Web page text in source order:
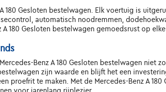
Gesloten bestelwagen. Elk voertuig is
automatisch noodremmen,
180 Gesloten bestelwagen gemoedsrust op
Benz A 180 Gesloten bestelwagen niet
zijn waarde en blijft het een
te maken. Met de Mercedes-Benz A